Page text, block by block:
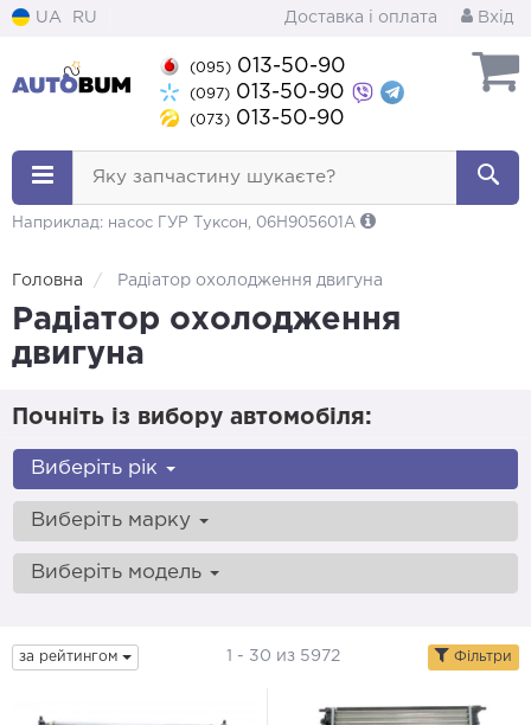
UA RU Доставка і оплата Вхід
(095) 013-50-90
(097) 013-50-90
(073) 013-50-90
Яку запчастину шукаєте?
Наприклад: насос ГУР Туксон, 06H905601A
Головна Радіатор охолодження двигуна
Радіатор охолодження
двигуна
Почніть із вибору автомобіля:
Виберіть рік
Виберіть марку
Виберіть модель
за рейтингом 1 - 30 из 5972 Фільтри